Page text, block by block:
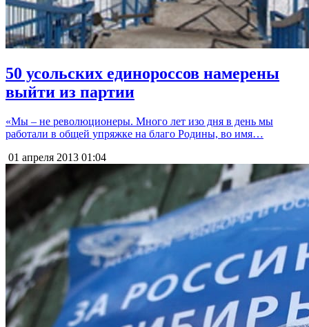
50 усольских единороссов намерены
выйти из партии
«Мы – не революционеры. Много лет изо дня в день мы
работали в общей упряжке на благо Родины, во имя…
01 апреля 2013 01:04